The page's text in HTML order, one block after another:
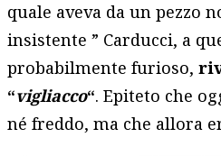
quale aveva da un pezzo
insistente ” Carducci, a
probabilmente furioso,
“vigliacco“. Epiteto che
né freddo, ma che allora